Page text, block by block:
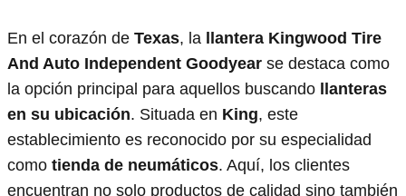
En el corazón de Texas, la llantera Kingwood Tire
And Auto Independent Goodyear se destaca como
la opción principal para aquellos buscando
llanteras
en su ubicación. Situada en King, este
establecimiento es reconocido por su especialidad
como tienda de neumáticos. Aquí, los clientes
encuentran no solo productos de calidad sino también